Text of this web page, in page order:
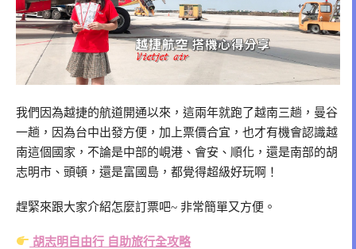
我們因為越捷的航道開通以來，這兩年就跑了越南三趟，曼谷
一趟，因為台中出發方便，加上票價合宜，也才有機會認識越
南這個國家，不論是中部的峴港、會安、順化，還是南部的胡
志明市、頭頓，還是富國島，都覺得超級好玩啊！
趕緊來跟大家介紹怎麼訂票吧~ 非常簡單又方便。
胡志明自由行 自助旅行全攻略